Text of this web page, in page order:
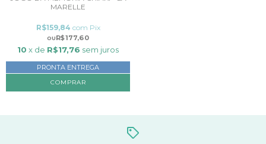
MARELLE
R$177,60
R$159,84 com Pix
10 x de R$17,76 sem juros
PRONTA ENTREGA